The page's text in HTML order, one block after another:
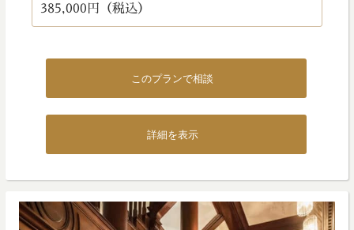
385,000円（税込）
このプランで相談
詳細を表示